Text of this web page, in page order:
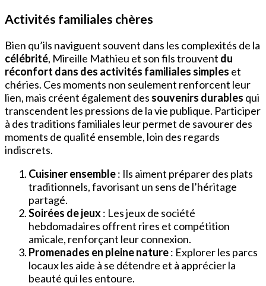
Activités familiales chères
Bien qu’ils naviguent souvent dans les complexités de la
célébrité, Mireille Mathieu et son fils trouvent du
réconfort dans des activités familiales simples et
chéries. Ces moments non seulement renforcent leur
lien, mais créent également des souvenirs durables qui
transcendent les pressions de la vie publique. Participer
à des traditions familiales leur permet de savourer des
moments de qualité ensemble, loin des regards
indiscrets.
Cuisiner ensemble: Ils aiment préparer des plats
traditionnels, favorisant un sens de l’héritage
partagé.
Soirées de jeux: Les jeux de société
hebdomadaires offrent rires et compétition
amicale, renforçant leur connexion.
Promenades en pleine nature: Explorer les parcs
locaux les aide à se détendre et à apprécier la
beauté qui les entoure.